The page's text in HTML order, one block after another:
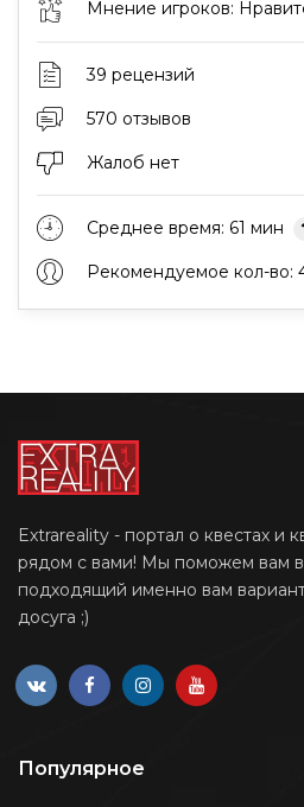
Мнение игроков:
39 рецензий
570 отзывов
Жалоб нет
Среднее время: 61 мин
Рекомендуемое кол-во:
Extrareality - портал о квестах и
рядом с вами! Мы поможем вам
подходящий именно вам
досуга ;)
Популярное